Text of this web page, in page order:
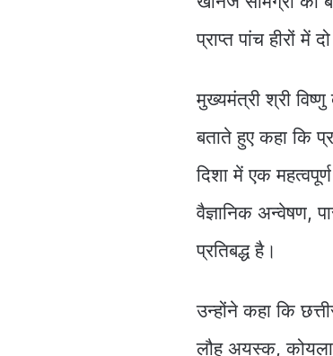
प्राप्त पांच हीरों में
मुख्यमंत्री श्री
बताते हुए कहा कि
दिशा में एक
वैज्ञानिक अन्वेषण,
प्रतिबद्ध है।
उन्होंने कहा कि
लौह अयस्क, कोयला,